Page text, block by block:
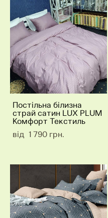
Постільна білизна
страй сатин LUX PLUM
Комфорт Текстиль
від 1 790 грн.